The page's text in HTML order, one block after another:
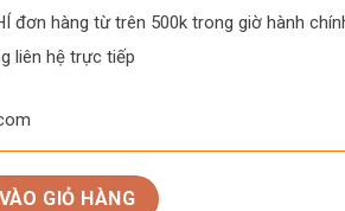
đơn hàng từ trên 500k trong giờ hành
liên hệ trực tiếp
Chateauneuf du Pape số lượng
GIỎ HÀNG